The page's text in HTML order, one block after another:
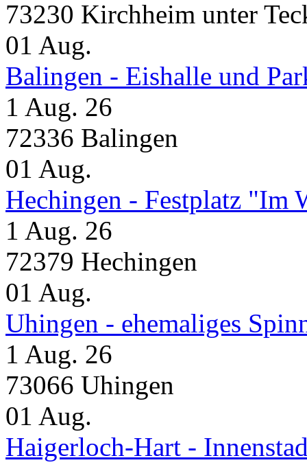
73230 Kirchheim unter
01 Aug.
Balingen - Eishalle und
1 Aug. 26
72336 Balingen
01 Aug.
Hechingen - Festplatz "Im
1 Aug. 26
72379 Hechingen
01 Aug.
Uhingen - ehemaliges
1 Aug. 26
73066 Uhingen
01 Aug.
Haigerloch-Hart -